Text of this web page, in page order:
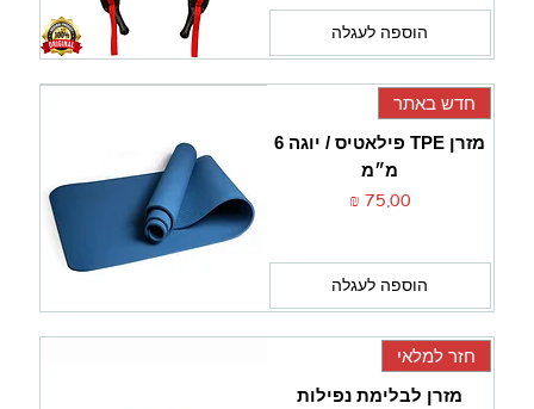
הוספה לעגלה
חדש באתר
מזרן TPE פילאטיס / יוגה 6
מ״מ
מחיר
הוספה לעגלה
חזר למלאי
מזרן לבלימת נפילות